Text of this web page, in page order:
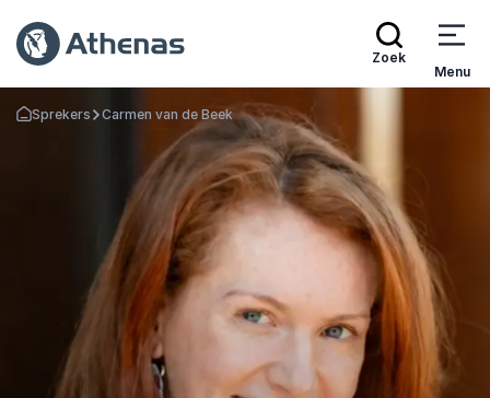
Zoek
Menu
Terug naar de startpagina
Sprekers Carmen van de Beek